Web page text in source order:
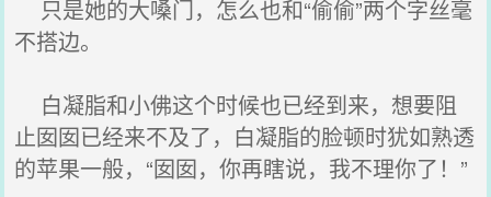
只是她的大嗓门，怎么也和“偷偷”两个字丝毫
不搭边。
白凝脂和小佛这个时候也已经到来，想要阻
止囡囡已经来不及了，白凝脂的脸顿时犹如熟透
的苹果一般，“囡囡，你再瞎说，我不理你了！”